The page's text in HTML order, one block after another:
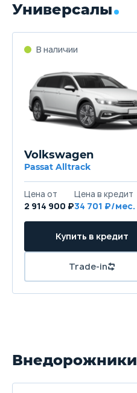
Универсалы
В наличии
Volkswagen
Passat Alltrack
Цена от
2 914 900 ₽
Цена в кредит
34 701 ₽/мес.
Купить в кредит
Trade-in
Внедорожники